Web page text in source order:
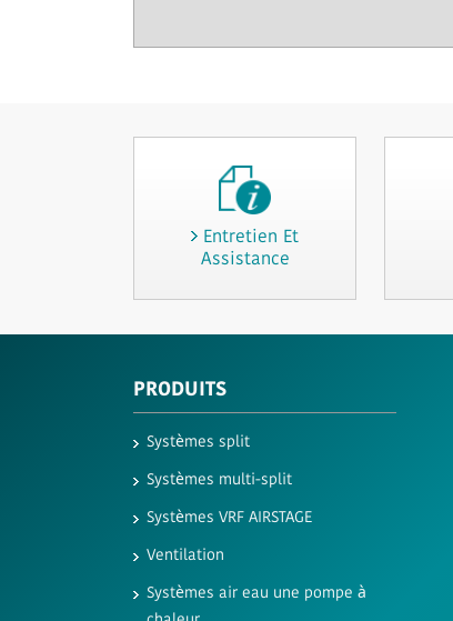
Entretien Et
Assistance
PRODUITS
Systèmes split
Systèmes multi-split
Systèmes VRF AIRSTAGE
Ventilation
Systèmes air eau une pompe à